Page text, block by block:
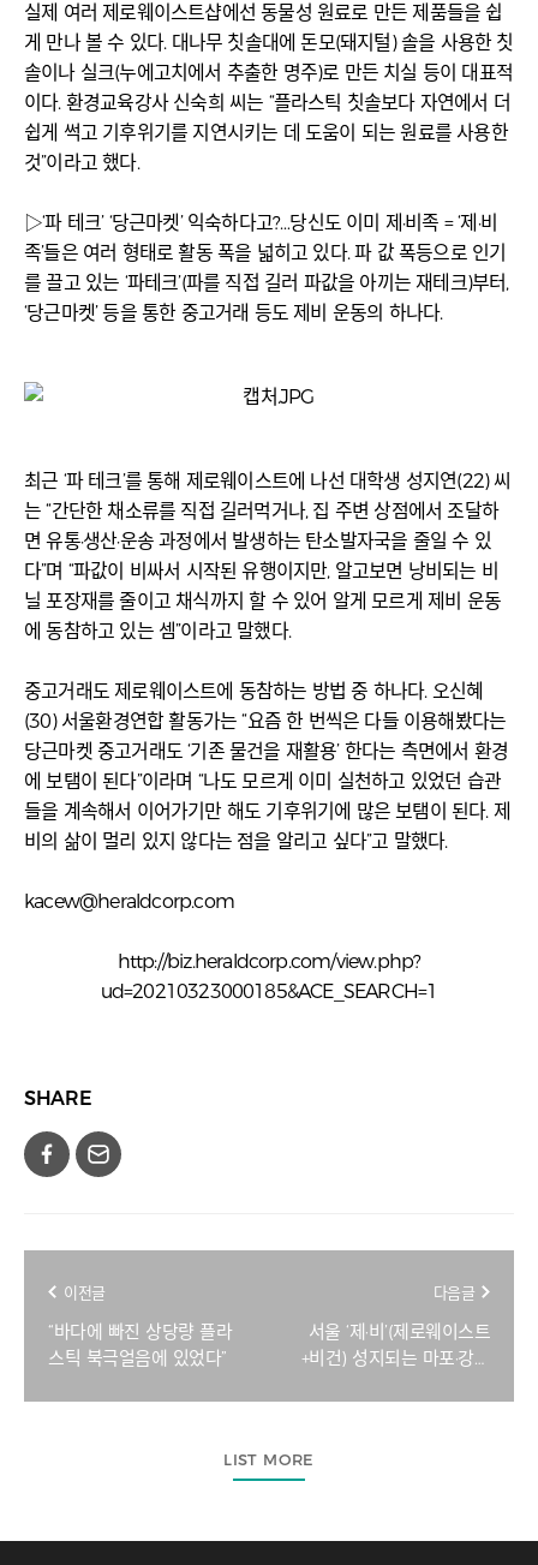
실제 여러 제로웨이스트샵에선 동물성 원료로 만든 제품들을 쉽
게 만나 볼 수 있다. 대나무 칫솔대에 돈모(돼지털) 솔을 사용한 칫
솔이나 실크(누에고치에서 추출한 명주)로 만든 치실 등이 대표적
이다. 환경교육강사 신숙희 씨는 “플라스틱 칫솔보다 자연에서 더
쉽게 썩고 기후위기를 지연시키는 데 도움이 되는 원료를 사용한
것”이라고 했다.
▷‘파 테크’ ‘당근마켓’ 익숙하다고?…당신도 이미 제·비족 = ‘제·비
족’들은 여러 형태로 활동 폭을 넓히고 있다. 파 값 폭등으로 인기
를 끌고 있는 ‘파테크’(파를 직접 길러 파값을 아끼는 재테크)부터,
‘당근마켓’ 등을 통한 중고거래 등도 제비 운동의 하나다.
최근 ‘파 테크’를 통해 제로웨이스트에 나선 대학생 성지연(22) 씨
는 “간단한 채소류를 직접 길러먹거나, 집 주변 상점에서 조달하
면 유통·생산·운송 과정에서 발생하는 탄소발자국을 줄일 수 있
다”며 “파값이 비싸서 시작된 유행이지만, 알고보면 낭비되는 비
닐 포장재를 줄이고 채식까지 할 수 있어 알게 모르게 제비 운동
에 동참하고 있는 셈”이라고 말했다.
중고거래도 제로웨이스트에 동참하는 방법 중 하나다. 오신혜
(30) 서울환경연합 활동가는 “요즘 한 번씩은 다들 이용해봤다는
당근마켓 중고거래도 ‘기존 물건을 재활용’ 한다는 측면에서 환경
에 보탬이 된다”이라며 “나도 모르게 이미 실천하고 있었던 습관
들을 계속해서 이어가기만 해도 기후위기에 많은 보탬이 된다. 제
비의 삶이 멀리 있지 않다는 점을 알리고 싶다”고 말했다.
kacew@heraldcorp.com
http://biz.heraldcorp.com/view.php?
ud=20210323000185&ACE_SEARCH=1
SHARE
이전글
“바다에 빠진 상당량 플라
스틱 북극얼음에 있었다”
다음글
서울 ‘제·비’(제로웨이스트
+비건) 성지되는 마포·강남
LIST MORE